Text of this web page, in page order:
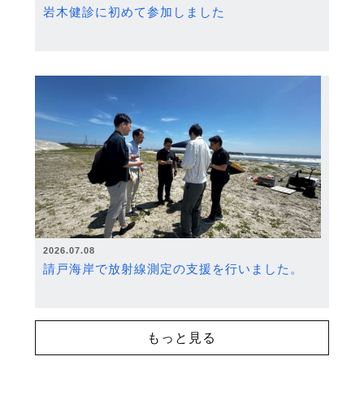
岩木健診に初めて参加しました
2026.07.08
請戸海岸で放射線測定の支援を行いました。
もっと見る